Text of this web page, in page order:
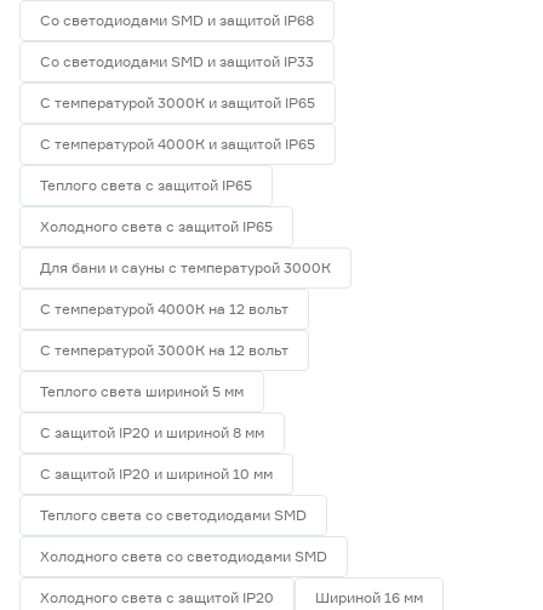
Со светодиодами SMD и защитой IP68
Со светодиодами SMD и защитой IP33
С температурой 3000К и защитой IP65
С температурой 4000К и защитой IP65
Теплого света с защитой IP65
Холодного света с защитой IP65
Для бани и сауны с температурой 3000К
С температурой 4000К на 12 вольт
С температурой 3000К на 12 вольт
Теплого света шириной 5 мм
С защитой IP20 и шириной 8 мм
С защитой IP20 и шириной 10 мм
Теплого света со светодиодами SMD
Холодного света со светодиодами SMD
Холодного света с защитой IP20 Шириной 16 мм